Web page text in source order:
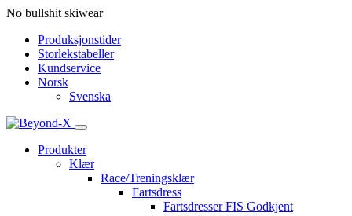
No bullshit skiwear
Produksjonstider
Storlekstabeller
Kundservice
Norsk
Svenska
Produkter
Klær
Race/Treningsklær
Fartsdress
Fartsdresser FIS Godkjent